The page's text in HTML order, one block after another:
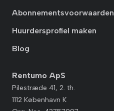
Abonnementsvoorwaarden
Huurdersprofiel maken
Blog
Rentumo ApS
Pilestræde 41, 2. th.
1112 København K